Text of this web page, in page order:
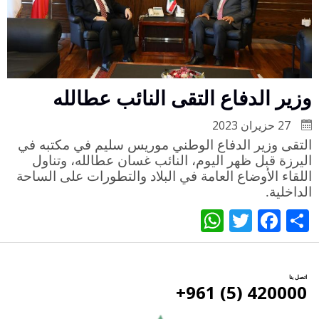
وزير الدفاع التقى النائب عطالله
التقى وزير الدفاع الوطني موريس سليم في مكتبه في
اليرزة قبل ظهر اليوم، النائب غسان عطالله، وتناول
اللقاء الأوضاع العامة في البلاد والتطورات على الساحة
الداخلية.
Share
Facebook
Twitter
اتصل بنا
420000 (5) 961+